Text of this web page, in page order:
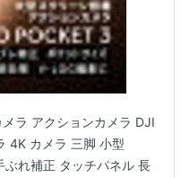
ラ アクションカメラ DJI
4K カメラ 三脚 小型
れ補正 タッチパネル 長